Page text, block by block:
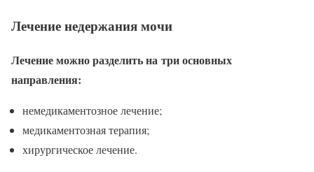
Лечение недержания мочи
Лечение можно разделить на три основных
направления:
немедикаментозное лечение;
медикаментозная терапия;
хирургическое лечение.